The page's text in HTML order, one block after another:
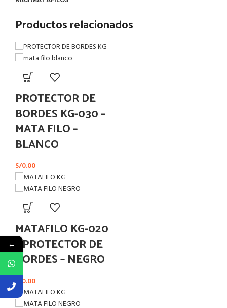
Productos relacionados
PROTECTOR DE
BORDES KG-030 –
MATA FILO –
BLANCO
S/0.00
MATAFILO KG-020
– PROTECTOR DE
BORDES – NEGRO
S/ 0.00
←